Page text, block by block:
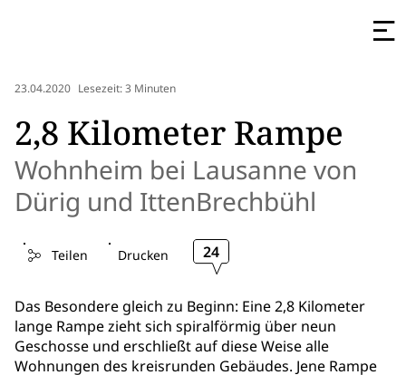
23.04.2020 Lesezeit: 3 Minuten
2,8 Kilometer Rampe
Wohnheim bei Lausanne von
Dürig und IttenBrechbühl
Teilen Drucken 24
Das Besondere gleich zu Beginn: Eine 2,8 Kilometer
lange Rampe zieht sich spiralförmig über neun
Geschosse und erschließt auf diese Weise alle
Wohnungen des kreisrunden Gebäudes. Jene Rampe